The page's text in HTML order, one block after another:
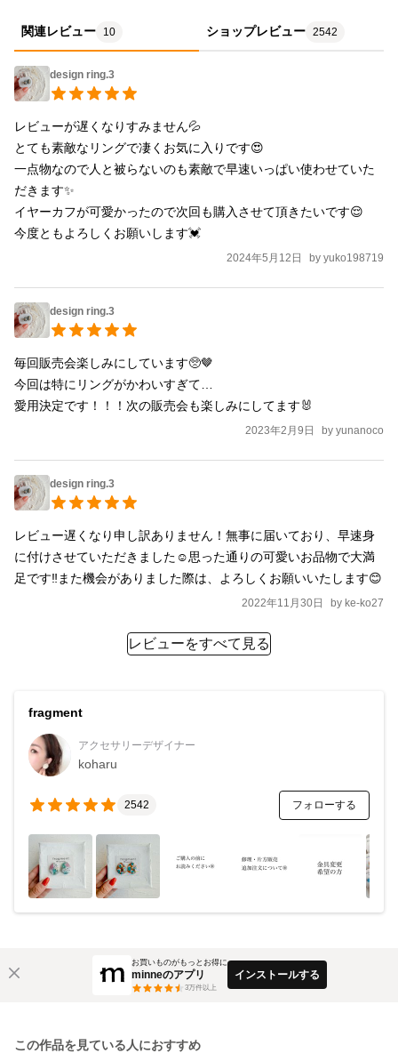
関連レビュー 10 ショップレビュー 2542
design ring.3
レビューが遅くなりすみません💦
とても素敵なリングで凄くお気に入りです😍
一点物なので人と被らないのも素敵で早速いっぱい使わせていた
だきます✨
イヤーカフが可愛かったので次回も購入させて頂きたいです😌
今度ともよろしくお願いします💓‪
2024年5月12日 by yuko198719
design ring.3
毎回販売会楽しみにしています🥺🤎
今回は特にリングがかわいすぎて…
愛用決定です！！！次の販売会も楽しみにしてます🐰
2023年2月9日 by yunanoco
design ring.3
レビュー遅くなり申し訳ありません！無事に届いており、早速身
に付けさせていただきました☺️思った通りの可愛いお品物で大満
足です‼︎また機会がありました際は、よろしくお願いいたします😊
2022年11月30日 by ke-ko27
レビューをすべて見る
fragment
アクセサリーデザイナー
koharu
2542 フォローする
お買いものがもっとお得に
minneのアプリ
3万件以上
インストールする
この作品を見ている人におすすめ